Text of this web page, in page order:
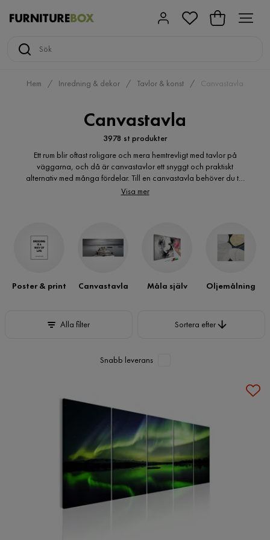
Hem Inredning & dekor Tavlor & konst Canvastavla
Canvastavla
3978 st produkter
Ett rum blir oftast roligare och mera hemtrevligt med tavlor på
väggarna, och då är canvastavlor ett snyggt och praktiskt
alternativ med många fördelar. Till en canvastavla behöver du till
exempel inte köpa någon extra ram, då bilden är tryckt på en
bleknar inte lika mycket som många andra typer av tavlor kan
Visa mer
Poster & print Canvastavla Måla själv Oljemålning
Alla filter Sortera efter
Snabb leverans